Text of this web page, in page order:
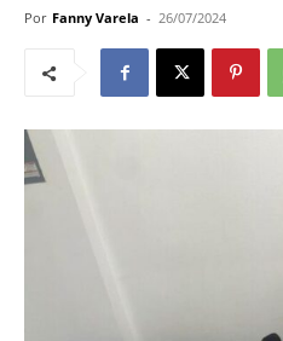
Por Fanny Varela - 26/07/2024